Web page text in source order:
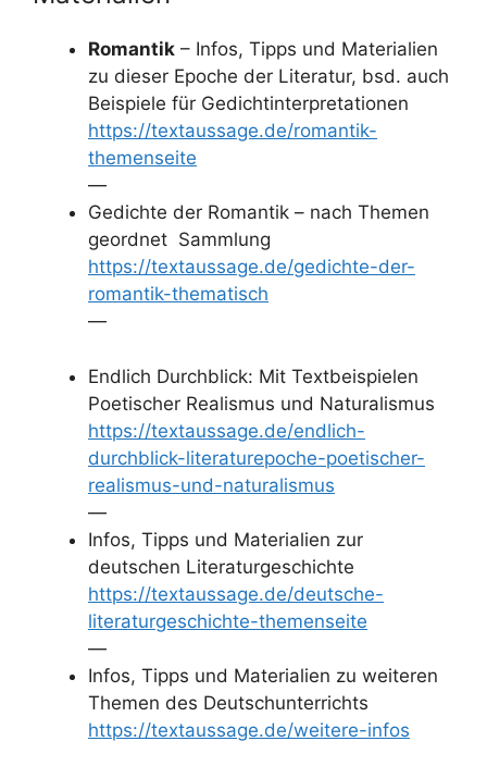
Romantik – Infos, Tipps und Materialien
zu dieser Epoche der Literatur, bsd. auch
Beispiele für Gedichtinterpretationen
https://textaussage.de/romantik-
themenseite
—
Gedichte der Romantik – nach Themen
geordnet Sammlung
https://textaussage.de/gedichte-der-
romantik-thematisch
—
Endlich Durchblick: Mit Textbeispielen
Poetischer Realismus und Naturalismus
https://textaussage.de/endlich-
durchblick-literaturepoche-poetischer-
realismus-und-naturalismus
—
Infos, Tipps und Materialien zur
deutschen Literaturgeschichte
https://textaussage.de/deutsche-
literaturgeschichte-themenseite
—
Infos, Tipps und Materialien zu weiteren
Themen des Deutschunterrichts
https://textaussage.de/weitere-infos